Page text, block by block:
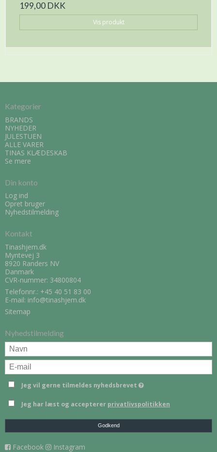
199,00 DKK
Vis produkt
Kategorier
BRANDS
NYHEDER
JULESTUEN
ALLE VARER
TINAS KLÆDESKAB
Se mere
Din konto
Log ind
Opret bruger
Nyhedstilmelding
Kontakt
Tinashjem.dk
Myntevej 3
8920 Randers NV
Danmark
CVR-nummer: 34800804
Telefonnr.: +45 40 51 83 00
E-mail: info@tinashjem.dk
Sitemap
Nyhedstilmelding
Jeg vil gerne tilmeldes nyhedsbrevet
Jeg har læst og accepterer privatlivspolitikken
Godkend
Facebook Instagram